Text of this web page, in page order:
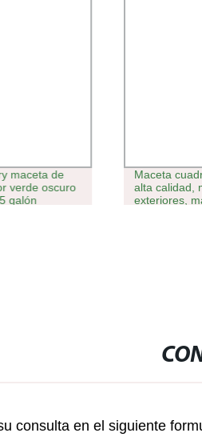
maceta de
verde oscuro
galón
Maceta
alta calidad,
exteriores,
consulta en el siguiente